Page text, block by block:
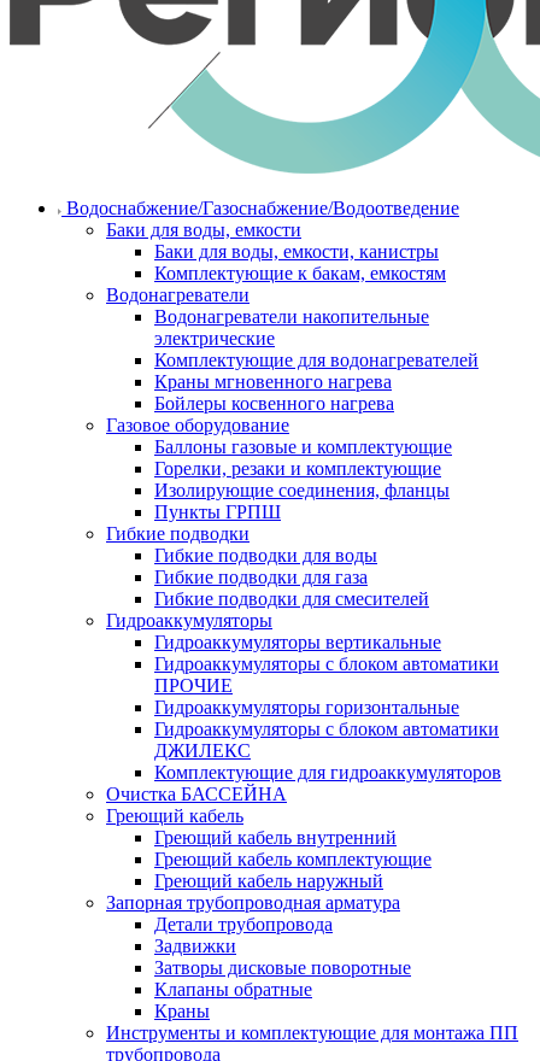
Водоснабжение/Газоснабжение/Водоотведение
Баки для воды, емкости
Баки для воды, емкости, канистры
Комплектующие к бакам, емкостям
Водонагреватели
Водонагреватели накопительные
электрические
Комплектующие для водонагревателей
Краны мгновенного нагрева
Бойлеры косвенного нагрева
Газовое оборудование
Баллоны газовые и комплектующие
Горелки, резаки и комплектующие
Изолирующие соединения, фланцы
Пункты ГРПШ
Гибкие подводки
Гибкие подводки для воды
Гибкие подводки для газа
Гибкие подводки для смесителей
Гидроаккумуляторы
Гидроаккумуляторы вертикальные
Гидроаккумуляторы с блоком автоматики
ПРОЧИЕ
Гидроаккумуляторы горизонтальные
Гидроаккумуляторы с блоком автоматики
ДЖИЛЕКС
Комплектующие для гидроаккумуляторов
Очистка БАССЕЙНА
Греющий кабель
Греющий кабель внутренний
Греющий кабель комплектующие
Греющий кабель наружный
Запорная трубопроводная арматура
Детали трубопровода
Задвижки
Затворы дисковые поворотные
Клапаны обратные
Краны
Инструменты и комплектующие для монтажа ПП
трубопровода